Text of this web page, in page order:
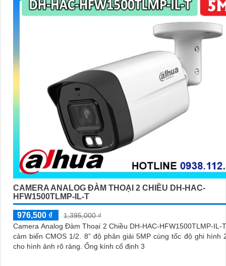
CAMERA ANALOG ĐÀM THOẠI 2 CHIỀU DH-HAC-
HFW1500TLMP-IL-T
976,500 ₫
1,395,000 ₫
Camera Analog Đàm Thoại 2 Chiều DH-HAC-HFW1500TLMP-IL-
cảm biến CMOS 1/2. 8” độ phân giải 5MP cùng tốc độ ghi hình
cho hình ảnh rõ ràng. Ống kính cố định 3